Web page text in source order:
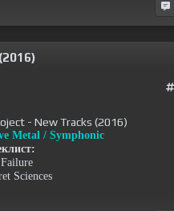
Metal / Symphonic
Sciences